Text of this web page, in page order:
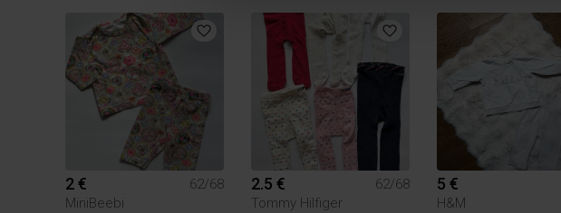
2 €
62/68
MiniBeebi
2.5 €
62/68
Tommy Hilfiger
5 €
H&M